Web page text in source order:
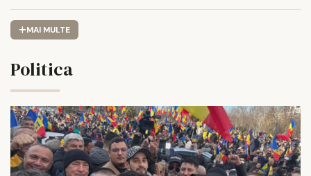
MAI MULTE
Politica